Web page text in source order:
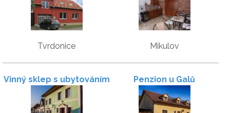
Tvrdonice Mikulov
Vinný sklep s ubytováním
U Kubíků
Penzion u Galů